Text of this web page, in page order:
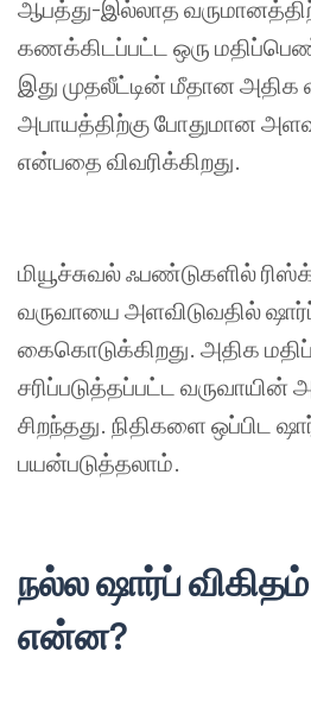
ஆபத்து-இல்லாத
கணக்கிடப்பட்ட ஒரு
இது முதலீட்டின் மீதான அதிக
அபாயத்திற்குபோதுமான
என்பதை விவரிக்கிறது.
மியூச்சுவல்ஃபண்டுகளில்
வருவாயை அளவிடுவதில்
கைகொடுக்கிறது. அதிக
சரிப்படுத்தப்பட்ட வருவாயின்
சிறந்தது. நிதிகளை ஒப்பிட
பயன்படுத்தலாம்.
நல்லஷார்ப்விகிதம்
என்ன?